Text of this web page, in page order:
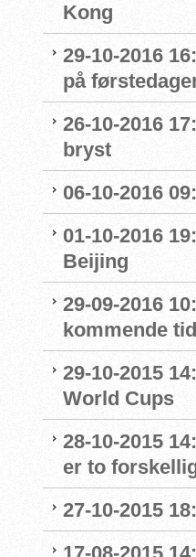
Kong
29-10-2016
på
26-10-2016
bryst
06-10-2016
01-10-2016
Beijing
29-09-2016
kommende tid
29-10-2015
World Cups
28-10-2015
er to
27-10-2015